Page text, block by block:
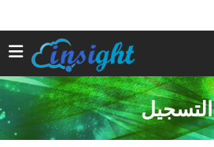
التسجيل